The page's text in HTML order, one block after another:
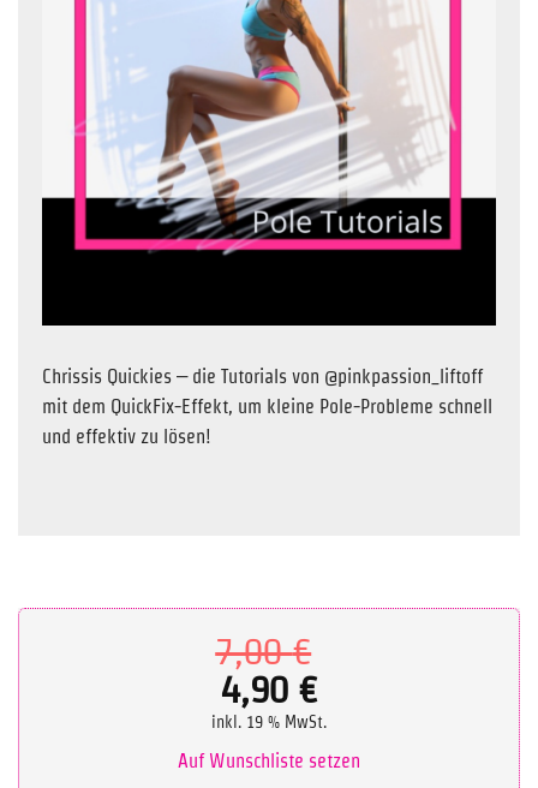
Chrissis Quickies – die Tutorials von @pinkpassion_liftoff
mit dem QuickFix-Effekt, um kleine Pole-Probleme schnell
und effektiv zu lösen!
7,00€
war:
7,00 €
4,90 €
Aktueller
Preis
inkl. 19 % MwSt.
Auf Wunschliste setzen